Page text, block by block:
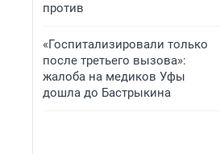
против
«Госпитализировали только
после третьего вызова»:
жалоба на медиков Уфы
дошла до Бастрыкина